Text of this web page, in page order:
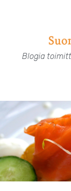
Blogia